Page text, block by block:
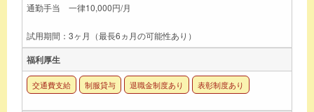
通勤手当 一律10,000円/月
試用期間：3ヶ月（最長6ヵ月の可能性あり）
福利厚生
交通費支給 制服貸与 退職金制度あり 表彰制度あり